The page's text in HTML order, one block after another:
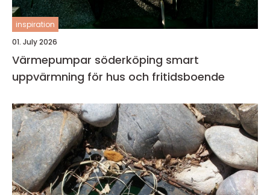
inspiration
01. July 2026
Värmepumpar söderköping smart
uppvärmning för hus och fritidsboende